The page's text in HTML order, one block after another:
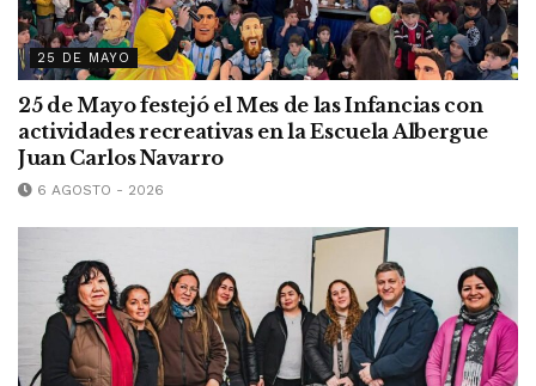
25 DE MAYO
25 de Mayo festejó el Mes de las Infancias con
actividades recreativas en la Escuela Albergue
Juan Carlos Navarro
6 AGOSTO - 2026